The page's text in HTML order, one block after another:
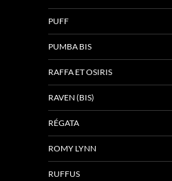
PUFF
PUMBA BIS
RAFFA ET OSIRIS
RAVEN (BIS)
RÉGATA
ROMY LYNN
RUFFUS